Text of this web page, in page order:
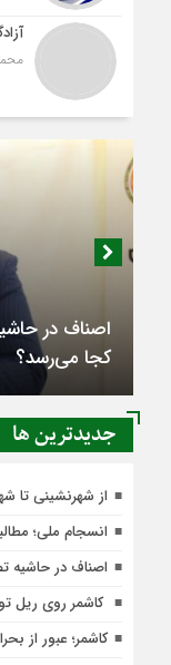
اصناف در
کجا می‌رسد؟
جديدترين ها
از شهرنشینی تا
انسجام ملی؛
اصناف در حاشیه
کاشمر روی ریل
کاشمر؛ عبور از